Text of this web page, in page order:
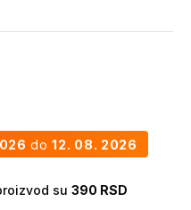
do 12. 08. 2026
su 390 RSD